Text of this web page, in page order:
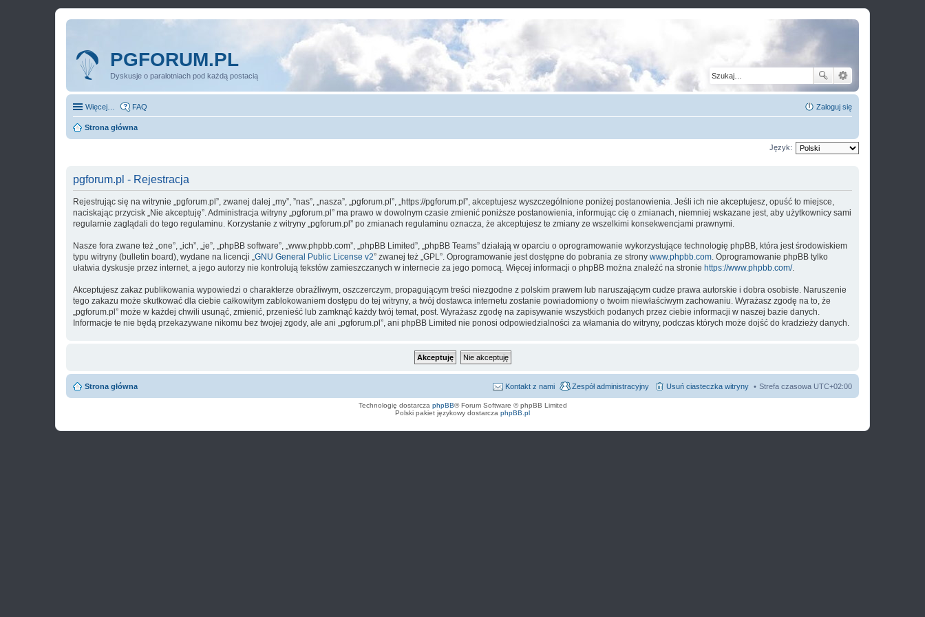
PGFORUM.PL
Dyskusje o paralotniach pod każdą postacią
Więcej… FAQ Zaloguj się
Strona główna
Język:
pgforum.pl - Rejestracja
Rejestrując się na witrynie „pgforum.pl”, zwanej dalej „my”, ”nas”, „nasza”, „pgforum.pl”, „https://pgforum.pl”, akceptujesz wyszczególnione poniżej postanowienia. Jeśli ich nie akceptujesz, opuść to miejsce,
naciskając przycisk „Nie akceptuję”. Administracja witryny „pgforum.pl” ma prawo w dowolnym czasie zmienić poniższe postanowienia, informując cię o zmianach, niemniej wskazane jest, aby użytkownicy sami
regularnie zaglądali do tego regulaminu. Korzystanie z witryny „pgforum.pl” po zmianach regulaminu oznacza, że akceptujesz te zmiany ze wszelkimi konsekwencjami prawnymi.
Nasze fora zwane też „one”, „ich”, „je”, „phpBB software”, „www.phpbb.com”, „phpBB Limited”, „phpBB Teams” działają w oparciu o oprogramowanie wykorzystujące technologię phpBB, która jest środowiskiem
typu witryny (bulletin board), wydane na licencji „ GNU General Public License v2” zwanej też „GPL”. Oprogramowanie jest dostępne do pobrania ze strony www.phpbb.com . Oprogramowanie phpBB tylko
ułatwia dyskusje przez internet, a jego autorzy nie kontrolują tekstów zamieszczanych w internecie za jego pomocą. Więcej informacji o phpBB można znaleźć na stronie https://www.phpbb.com/.
Akceptujesz zakaz publikowania wypowiedzi o charakterze obraźliwym, oszczerczym, propagującym treści niezgodne z polskim prawem lub naruszającym cudze prawa autorskie i dobra osobiste. Naruszenie
tego zakazu może skutkować dla ciebie całkowitym zablokowaniem dostępu do tej witryny, a twój dostawca internetu zostanie powiadomiony o twoim niewłaściwym zachowaniu. Wyrażasz zgodę na to, że
„pgforum.pl” może w każdej chwili usunąć, zmienić, przenieść lub zamknąć każdy twój temat, post. Wyrażasz zgodę na zapisywanie wszystkich podanych przez ciebie informacji w naszej bazie danych.
Informacje te nie będą przekazywane nikomu bez twojej zgody, ale ani „pgforum.pl”, ani phpBB Limited nie ponosi odpowiedzialności za włamania do witryny, podczas których może dojść do kradzieży danych.
Strona główna Strefa czasowa UTC+02:00
Usuń ciasteczka witryny
Zespół administracyjny
Kontakt z nami
Technologię dostarcza phpBB® Forum Software © phpBB Limited
Polski pakiet językowy dostarcza phpBB.pl